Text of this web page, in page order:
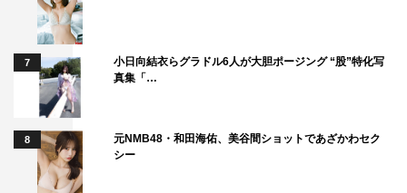
7
小日向結衣らグラドル6人が大胆ポージング “股”特化写
真集「…
8
元NMB48・和田海佑、美谷間ショットであざかわセク
シー